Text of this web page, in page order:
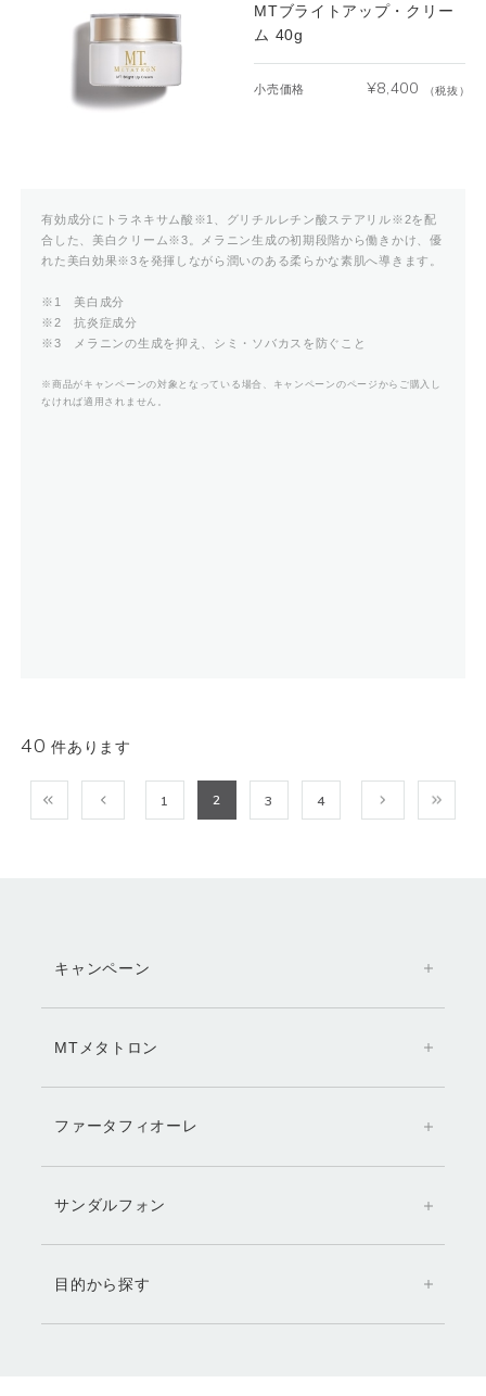
MTブライトアップ・クリー
ム 40g
小売価格 ¥8,400 （税抜）
有効成分にトラネキサム酸※1、グリチルレチン酸ステアリル※2を配
合した、美白クリーム※3。メラニン生成の初期段階から働きかけ、優
れた美白効果※3を発揮しながら潤いのある柔らかな素肌へ導きます。
※1 美白成分
※2 抗炎症成分
※3 メラニンの生成を抑え、シミ・ソバカスを防ぐこと
※商品がキャンペーンの対象となっている場合、キャンペーンのページからご購入し
なければ適用されません。
40 件あります
1 2 3 4
キャンペーン
MTメタトロン
ファータフィオーレ
サンダルフォン
目的から探す